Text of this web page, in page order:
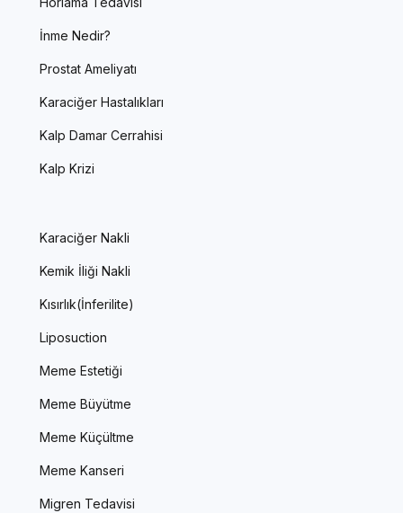
İnme Nedir?
Prostat Ameliyatı
Karaciğer Hastalıkları
Kalp Damar Cerrahisi
Kalp Krizi
Karaciğer Nakli
Kemik İliği Nakli
Kısırlık(İnferilite)
Liposuction
Meme Estetiği
Meme Büyütme
Meme Küçültme
Meme Kanseri
Migren Tedavisi